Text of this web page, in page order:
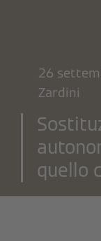
26
Zardini
quello